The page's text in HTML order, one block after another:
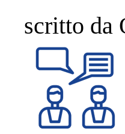
scritto da